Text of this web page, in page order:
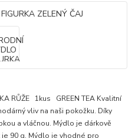
RŮŽE 1kus GREEN TEA Kvalitní
vliv na naši pokožku. Díky
a vláčnou. Mýdlo je dárkově
90 g, Mýdlo je vhodné pro